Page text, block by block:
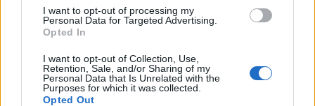
I want to opt-out of processing my
Personal Data for Targeted Advertising.
Opted In
I want to opt-out of Collection, Use,
Retention, Sale, and/or Sharing of my
Personal Data that Is Unrelated with the
Purposes for which it was collected.
Opted Out
2025. szeptember 08., hétfő